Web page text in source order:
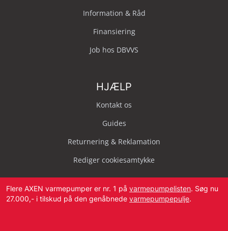
Information & Råd
Finansiering
Job hos DBVVS
HJÆLP
Kontakt os
Guides
Returnering & Reklamation
Rediger cookiesamtykke
Flere AXEN varmepumper er nr. 1 på varmepumpelisten. Søg nu
27.000,- i tilskud på den genåbnede varmepumpepulje.